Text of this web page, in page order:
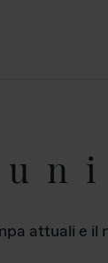
attuali e il